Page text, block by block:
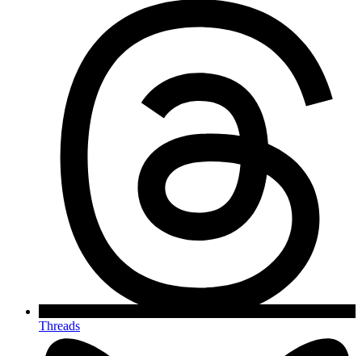
Threads